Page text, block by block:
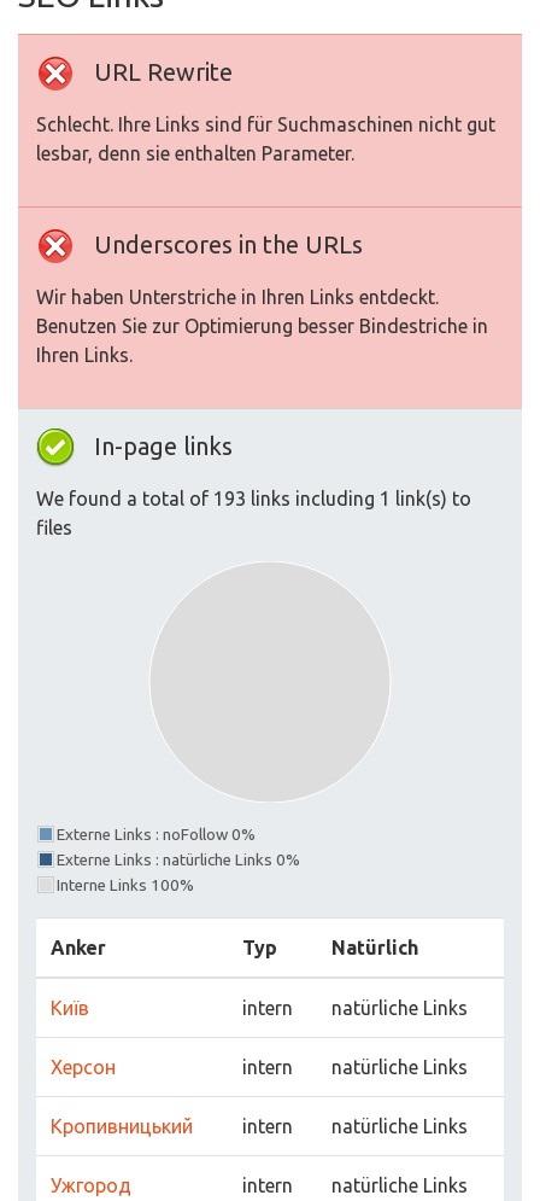
URL Rewrite
Schlecht. Ihre Links sind für Suchmaschinen nicht gut
lesbar, denn sie enthalten Parameter.
Underscores in the URLs
Wir haben Unterstriche in Ihren Links entdeckt.
Benutzen Sie zur Optimierung besser Bindestriche in
Ihren Links.
In-page links
We found a total of 193 links including 1 link(s) to
files
Externe Links : noFollow 0%
Externe Links : natürliche Links 0%
Interne Links 100%
Anker Typ Natürlich
Київ intern natürliche Links
Херсон intern natürliche Links
Кропивницький intern natürliche Links
Ужгород intern natürliche Links